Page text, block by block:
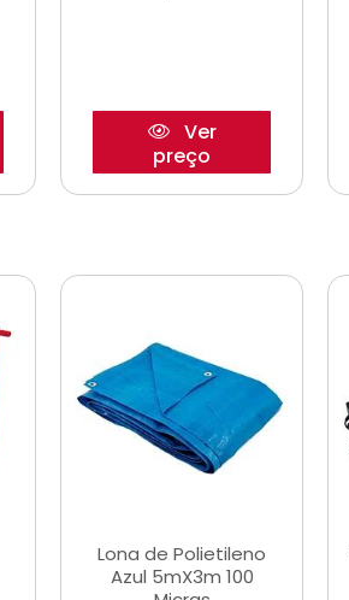
Ver
preço
Lona de Polietileno
Azul 5mX3m 100